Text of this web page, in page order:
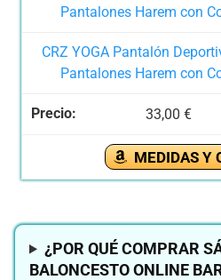
CRZ YOGA Pantalón
Pantalones Harem con
33,00 €
MEDIDAS Y
¿POR QUÉ COMPRAR
BALONCESTO ONLINE